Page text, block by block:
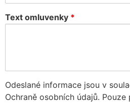
Text omluvenky *
Odeslané informace jsou v
Ochraně osobních údajů.